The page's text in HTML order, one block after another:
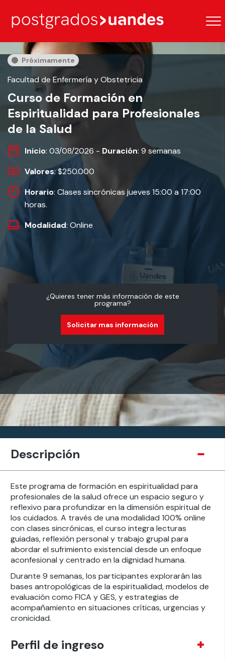
Próximamente
Facultad de Enfermería y Obstetricia
Curso de Formación en
Espiritualidad para Profesionales
de la Salud
Inicio: 03/08/2026 - Duración: 9 semanas
Valores: $250.000
Horario: Clases sincrónicas jueves 15:00 a 17:00
horas.
Modalidad: Online
¿Quieres tener más información de este
programa?
Solicitar mas información
Descripción
Este programa de formación en espiritualidad para
profesionales de la salud ofrece un espacio seguro y
reflexivo para profundizar en la dimensión espiritual de
los cuidados. A través de una modalidad 100% online
con clases sincrónicas, el curso integra lecturas
guiadas, reflexión personal y trabajo grupal para
abordar el sufrimiento existencial desde un enfoque
aconfesional y centrado en la dignidad humana.
Durante 9 semanas, los participantes explorarán las
bases antropológicas de la espiritualidad, modelos de
evaluación como FICA y GES, y estrategias de
acompañamiento en situaciones críticas, urgencias y
cronicidad.
Perfil de ingreso